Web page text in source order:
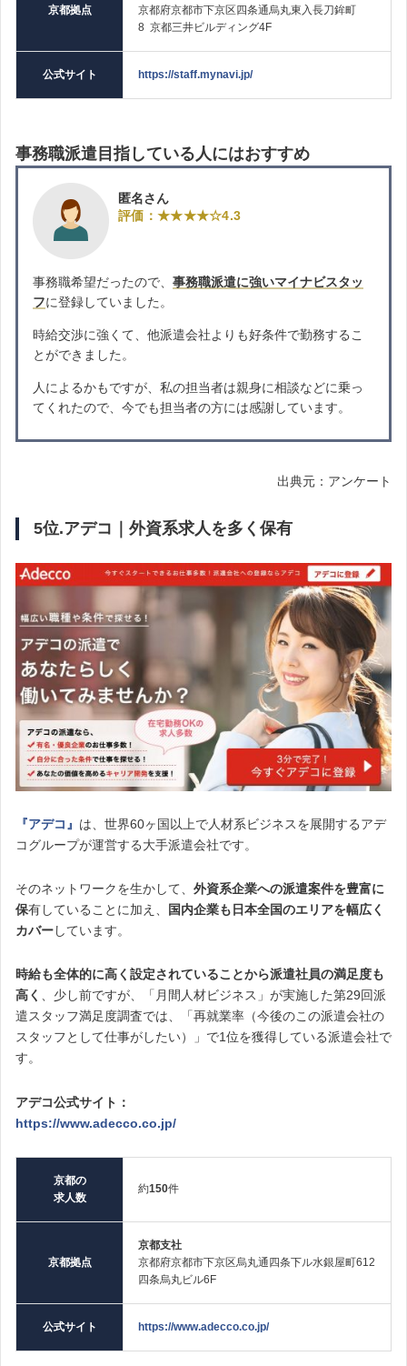
京都拠点
京都府京都市下京区四条通烏丸東入長刀鉾町
8 京都三井ビルディング4F
公式サイト https://staff.mynavi.jp/
事務職派遣目指している人にはおすすめ
匿名さん
評価：★★★★☆4.3
事務職希望だったので、 事務職派遣に強いマイナビスタッ
フに登録していました。
時給交渉に強くて、他派遣会社よりも好条件で勤務するこ
とができました。
人によるかもですが、私の担当者は親身に相談などに乗っ
てくれたので、今でも担当者の方には感謝しています。
出典元：アンケート
5位.アデコ｜外資系求人を多く保有
『アデコ』 は、世界60ヶ国以上で人材系ビジネスを展開するアデ
コグループが運営する大手派遣会社です。
そのネットワークを生かして、 外資系企業への派遣案件を豊富に
保有していることに加え、
国内企業も日本全国のエリアを幅広く
カバーしています。
時給も全体的に高く設定されていることから派遣社員の満足度も
高く 、少し前ですが、「月間人材ビジネス」が実施した第29回派
遣スタッフ満足度調査では、「再就業率（今後のこの派遣会社の
スタッフとして仕事がしたい）」で1位を獲得している派遣会社で
す。
アデコ公式サイト：
https://www.adecco.co.jp/
京都の
求人数
約150件
京都拠点
京都支社
京都府京都市下京区烏丸通四条下ル水銀屋町612
四条烏丸ビル6F
公式サイト https://www.adecco.co.jp/